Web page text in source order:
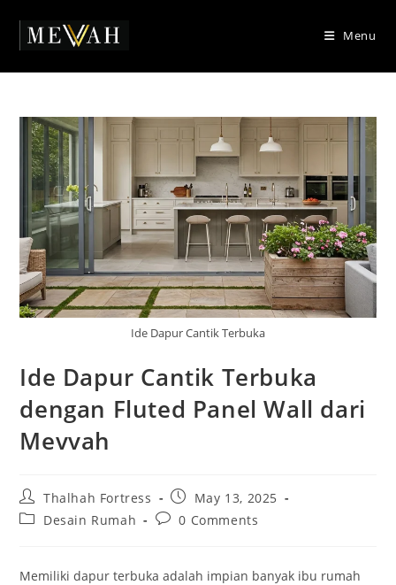
content
Menu
Ide Dapur Cantik Terbuka
Ide Dapur Cantik Terbuka
dengan Fluted Panel Wall dari
Mevvah
Post
author:
Thalhah Fortress
Post
published:
May 13, 2025
PostDesain Rumah
Post0 Comments
Memiliki dapur terbuka adalah impian banyak ibu rumah